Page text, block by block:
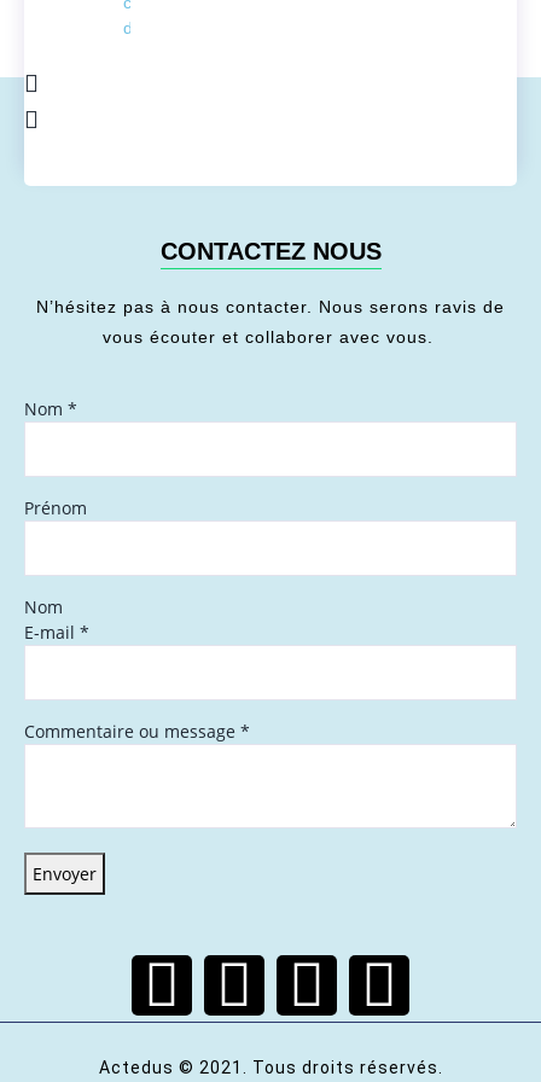
de l'énergie
CONTACTEZ NOUS
N’hésitez pas à nous contacter. Nous serons ravis de
vous écouter et collaborer avec vous.
Nom *
Prénom
Nom
E-mail *
Commentaire ou message *
Envoyer
Actedus © 2021. Tous droits réservés.